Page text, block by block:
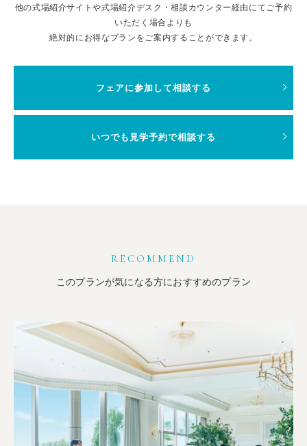
他の式場紹介サイトや式場紹介デスク・相談カウンター経由にてご予約
いただく場合よりも
絶対的にお得なプランをご案内することができます。
フェアに参加して相談する
いつでも見学予約で相談する
RECOMMEND
このプランが気になる方におすすめのプラン